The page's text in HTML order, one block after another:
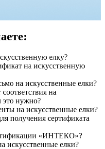
елку?
на искусственную
на искусственные елки?
на
это нужно?
на искусственные елки?
получения сертификата
«ИНТЕКО»?
искусственные елки?